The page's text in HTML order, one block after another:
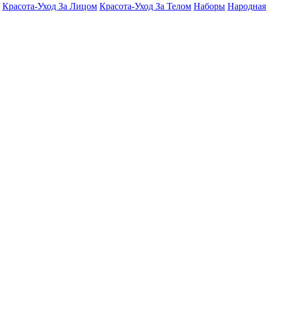
Красота-Уход За Лицом Красота-Уход За Телом Наборы Народная